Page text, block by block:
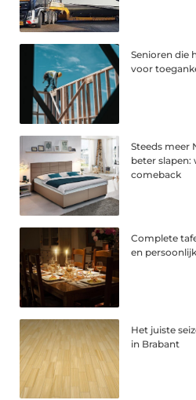
Senioren die
voor
Steeds meer
beter
comeback
Complete
en persoonlijk
Het juiste
in Brabant